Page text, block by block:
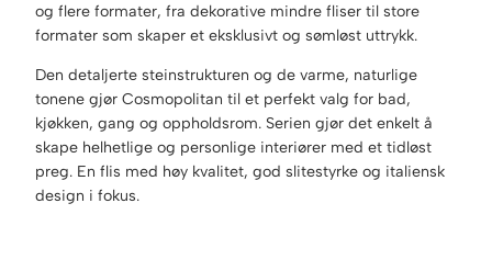
og flere formater, fra dekorative mindre fliser til store
formater som skaper et eksklusivt og sømløst uttrykk.
Den detaljerte steinstrukturen og de varme, naturlige
tonene gjør Cosmopolitan til et perfekt valg for bad,
kjøkken, gang og oppholdsrom. Serien gjør det enkelt å
skape helhetlige og personlige interiører med et tidløst
preg. En flis med høy kvalitet, god slitestyrke og italiensk
design i fokus.